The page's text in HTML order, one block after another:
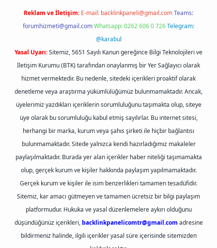
Reklam ve İletişim: E-mail: backlinkpaneli@gmail.comTeams:
forumhizmeti@gmail.comWhatsapp: 0262 606 0 726Telegram:
@karabul
Yasal Uyarı:Sitemiz, 5651 Sayılı Kanun gereğince Bilgi Teknolojileri ve
İletişim Kurumu (BTK) tarafından onaylanmış bir Yer Sağlayıcı olarak
hizmet vermektedir. Bu nedenle, sitedeki içerikleri proaktif olarak
denetleme veya araştırma yükümlülüğümüz bulunmamaktadır. Ancak,
üyelerimiz yazdıkları içeriklerin sorumluluğunu taşımakta olup, siteye
üye olarak bu sorumluluğu kabul etmiş sayılırlar. Bu internet sitesi,
herhangi bir marka, kurum veya şahıs şirketi ile hiçbir bağlantısı
bulunmamaktadır. Sitede yalnızca kendi hazırladığımız makaleler
paylaşılmaktadır. Burada yer alan içerikler haber niteliği taşımamakta
olup, gerçek kurum ve kişiler hakkında paylaşım yapılmamaktadır.
Gerçek kurum ve kişiler ile isim benzerlikleri tamamen tesadüfidir.
Sitemiz, kar amacı gütmeyen ve tamamen ücretsiz bir bilgi paylaşım
platformudur. Hukuka ve yasal düzenlemelere aykırı olduğunu
düşündüğünüz içerikleri, backlinkpanelicomtr@gmail.com adresine
bildirmeniz halinde, ilgili içerikler yasal süre içerisinde sitemizden